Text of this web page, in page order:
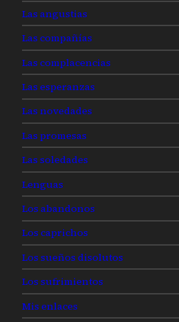
Las angustias
Las compañías
Las complacencias
Las esperanzas
Las novedades
Las promesas
Las soledades
Lenguas
Los abandonos
Los caprichos
Los sueños disolutos
Los sufrimientos
Mis enlaces